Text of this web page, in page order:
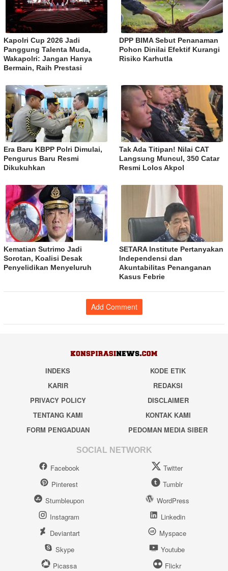
Kapolri Cup 2026 Jadi
Panggung Talenta Muda,
Wakapolri: Jangan Hanya
Bermain, Raih Prestasi
DPP BIMA Sebut Penanaman
Pohon Dinilai Efektif Kurangi
Risiko Karhutla
Era Baru KBPP Polri Dimulai,
Pengurus Baru Resmi
Dikukuhkan
Tak Ada Titipan! Nilai CAT
Langsung Muncul, 350 Catar
Resmi Lolos Akpol
Kematian Sutrimo Jadi
Sorotan, Koalisi Desak
Penyelidikan Menyeluruh
SETARA Institute Pertanyakan
Independensi dan
Akuntabilitas Penanganan
Kasus Febrie
Add Comment
INDEKS
KODE ETIK
KARIR
REDAKSI
PRIVACY POLICY
DISCLAIMER
TENTANG KAMI
KONTAK KAMI
FORM PENGADUAN
PEDOMAN MEDIA SIBER
SOCIAL NETWORK
Facebook
Twitter
Pinterest
Tumblr
Stumbleupon
WordPress
Instagram
Linkedin
Deviantart
Myspace
Skype
Youtube
Picassa
Flickr